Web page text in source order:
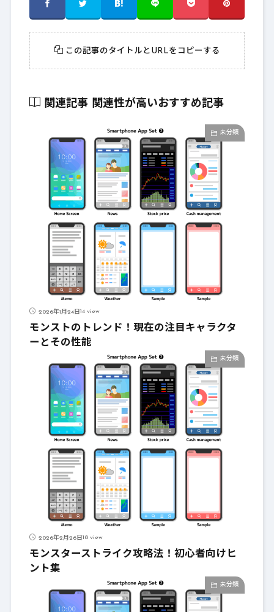
この記事のタイトルとURLをコピーする
関連記事 関連性が高いおすすめ記事
未分類
2026年1月24日14 view
モンストのトレンド！現在の注目キャラクタ
ーとその性能
未分類
2026年2月26日18 view
モンスターストライク攻略法！初心者向けヒ
ント集
未分類